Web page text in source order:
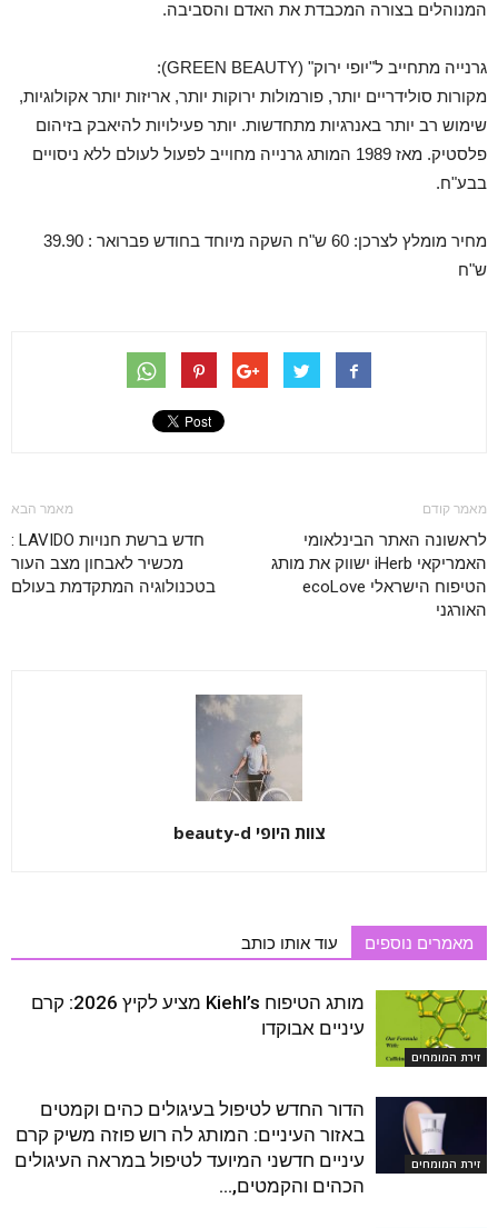
המנוהלים בצורה המכבדת את האדם והסביבה.
גרנייה מתחייב ל"יופי ירוק" (GREEN BEAUTY):
מקורות סולידריים יותר, פורמולות ירוקות יותר, אריזות יותר אקולוגיות,
שימוש רב יותר באנרגיות מתחדשות. יותר פעילויות להיאבק בזיהום
פלסטיק. מאז 1989 המותג גרנייה מחוייב לפעול לעולם ללא ניסויים
בבע"ח.
מחיר מומלץ לצרכן: 60 ש"ח השקה מיוחד בחודש פברואר : 39.90
ש"ח
מאמר קודם
לראשונה האתר הבינלאומי
האמריקאי iHerb ישווק את מותג
הטיפוח הישראלי ecoLove
האורגני
מאמר הבא
חדש ברשת חנויות LAVIDO :
מכשיר לאבחון מצב העור
בטכנולוגיה המתקדמת בעולם
צוות היופי beauty-d
מאמרים נוספים עוד אותו כותב
זירת המומחים
מותג הטיפוח Kiehl’s מציע לקיץ 2026: קרם
עיניים אבוקדו
זירת המומחים
הדור החדש לטיפול בעיגולים כהים וקמטים
באזור העיניים: המותג לה רוש פוזה משיק קרם
עיניים חדשני המיועד לטיפול במראה העיגולים
הכהים והקמטים,...